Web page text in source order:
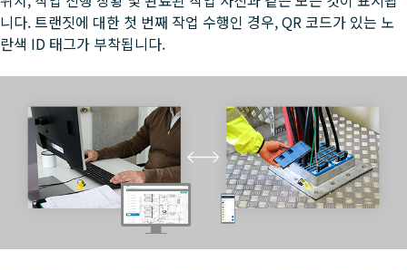
니다. 트랜짓에 대한 첫 번째 작업 수행인 경우, QR 코드가 있는 노
란색 ID 태그가 부착됩니다.